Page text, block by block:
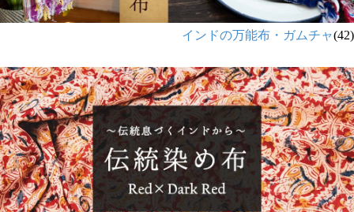
インドの万能布・ガムチャ(42)